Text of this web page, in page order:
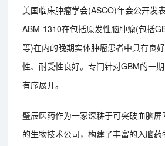
美国临床肿瘤学会(ASCO)年会公开发
ABM-1310在包括原发性脑肿瘤(包括
等)在内的晚期实体肿瘤患者中具有良
性、耐受性良好。专门针对GBM的一
有序展开。
璧辰医药作为一家深耕于可突破血脑
的生物技术公司，构建了丰富的入脑